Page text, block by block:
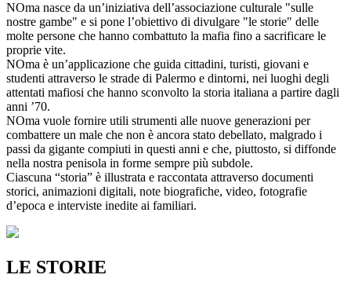
NOma nasce da un’iniziativa dell’associazione culturale "sulle
nostre gambe" e si pone l’obiettivo di divulgare "le storie" delle
molte persone che hanno combattuto la mafia fino a sacrificare le
proprie vite.
NOma è un’applicazione che guida cittadini, turisti, giovani e
studenti attraverso le strade di Palermo e dintorni, nei luoghi degli
attentati mafiosi che hanno sconvolto la storia italiana a partire dagli
anni ’70.
NOma vuole fornire utili strumenti alle nuove generazioni per
combattere un male che non è ancora stato debellato, malgrado i
passi da gigante compiuti in questi anni e che, piuttosto, si diffonde
nella nostra penisola in forme sempre più subdole.
Ciascuna “storia” è illustrata e raccontata attraverso documenti
storici, animazioni digitali, note biografiche, video, fotografie
d’epoca e interviste inedite ai familiari.
LE STORIE